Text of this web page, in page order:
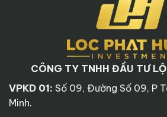
CÔNG TY TNHH ĐẦU TƯ
VPKD 01: Số 09, Đường Số 09, P
Minh.